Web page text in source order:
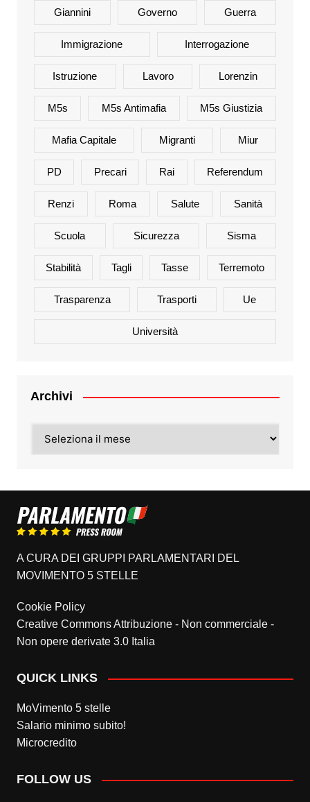
Giannini Governo Guerra
Immigrazione Interrogazione
Istruzione Lavoro Lorenzin
M5s M5s Antimafia M5s Giustizia
Mafia Capitale Migranti Miur
PD Precari Rai Referendum
Renzi Roma Salute Sanità
Scuola Sicurezza Sisma
Stabilità Tagli Tasse Terremoto
Trasparenza Trasporti Ue
Università
Archivi
A CURA DEI GRUPPI PARLAMENTARI DEL
MOVIMENTO 5 STELLE
Cookie Policy
Creative Commons Attribuzione - Non commerciale -
Non opere derivate 3.0 Italia
QUICK LINKS
MoVimento 5 stelle
Salario minimo subito!
Microcredito
FOLLOW US